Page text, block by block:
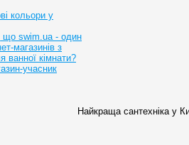
кольори у
swim.ua - один
магазинів з
ванної кімнати?
учасник
Найкраща сантехніка у